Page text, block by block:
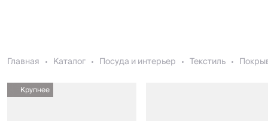
Главная Каталог Посуда и интерьер Текстиль
Крупнее